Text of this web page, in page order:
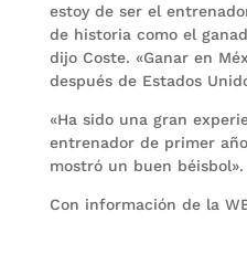
estoy de ser el
de historia como el
dijo Coste. «Ganar en
después de Estados
«Ha sido una gran
entrenador de primer
mostró un buen béisbol».
Con información de la